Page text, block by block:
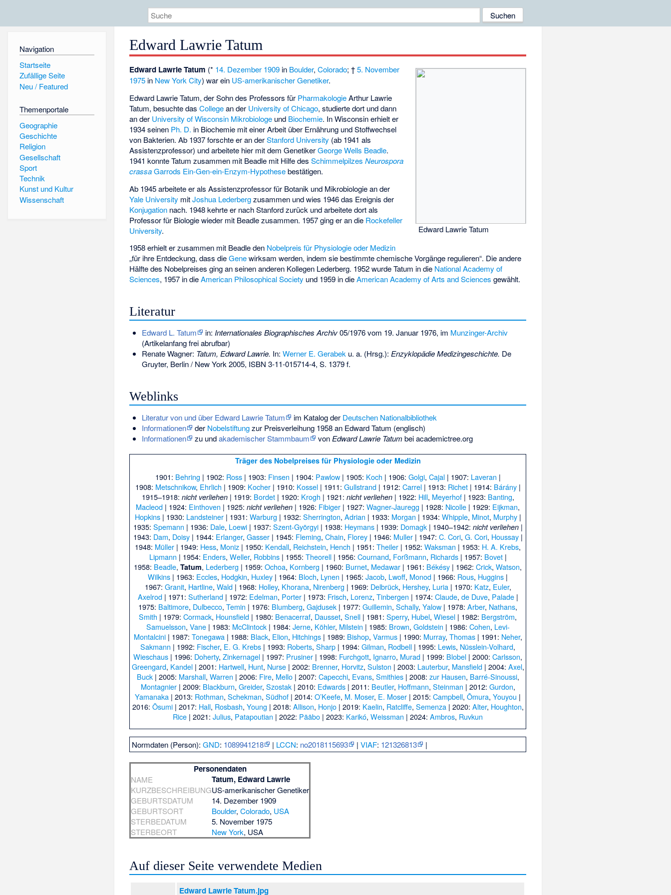
Navigation
Startseite
Zufällige Seite
Neu / Featured
Themenportale
Geographie
Geschichte
Religion
Gesellschaft
Sport
Technik
Kunst und Kultur
Wissenschaft
Edward Lawrie Tatum
Edward Lawrie Tatum
Edward Lawrie Tatum (* 14. Dezember 1909 in Boulder,Colorado; †5. November
1975 in New York City) war ein US-amerikanischer Genetiker.
Edward Lawrie Tatum, der Sohn des Professors für PharmakologieArthur Lawrie
Tatum, besuchte dasCollegean der University of Chicago, studierte dort und dann
an der University of Wisconsin Mikrobiologe und Biochemie. In Wisconsin erhielt er
1934 seinen Ph. D. in Biochemie mit einer Arbeit über Ernährung und Stoffwechsel
von Bakterien. Ab 1937 forschte er an derStanford University (ab 1941 als
Assistenzprofessor) und arbeitete hier mit dem GenetikerGeorge Wells Beadle.
1941 konnte Tatum zusammen mit Beadle mit Hilfe desSchimmelpilzes Neurospora
crassa Garrods Ein-Gen-ein-Enzym-Hypothesebestätigen.
Ab 1945 arbeitete er als Assistenzprofessor für Botanik und Mikrobiologie an der
Yale University mitJoshua Lederbergzusammen und wies 1946 das Ereignis der
Konjugation nach. 1948 kehrte er nach Stanford zurück und arbeitete dort als
Professor für Biologie wieder mit Beadle zusammen. 1957 ging er an die Rockefeller
University.
1958 erhielt er zusammen mit Beadle den Nobelpreis für Physiologie oder Medizin
„für ihre Entdeckung, dass dieGenewirksam werden, indem sie bestimmte chemische Vorgänge regulieren“. Die andere
Hälfte des Nobelpreises ging an seinen anderen Kollegen Lederberg. 1952 wurde Tatum in die National Academy of
Sciences, 1957 in dieAmerican Philosophical Society und 1959 in dieAmerican Academy of Arts and Sciences gewählt.
Literatur
Edward L. Tatum in: Internationales Biographisches Archiv05/1976 vom 19. Januar 1976, im Munzinger-Archiv
(Artikelanfang frei abrufbar)
Renate Wagner: Tatum, Edward Lawrie. In: Werner E. Gerabek u. a. (Hrsg.): Enzyklopädie Medizingeschichte. De
Gruyter, Berlin / New York 2005, ISBN 3-11-015714-4, S. 1379 f.
Weblinks
Literatur von und über Edward Lawrie Tatum im Katalog der Deutschen Nationalbibliothek
Informationen
der Nobelstiftungzur Preisverleihung 1958 an Edward Tatum (englisch)
Informationen
zu undakademischer Stammbaum von Edward Lawrie Tatum bei academictree.org
Träger des Nobelpreises für Physiologie oder Medizin
1901: Behring | 1902: Ross| 1903: Finsen | 1904: Pawlow| 1905: Koch | 1906: Golgi, Cajal| 1907: Laveran |
1908: Metschnikow, Ehrlich | 1909: Kocher| 1910: Kossel| 1911: Gullstrand| 1912: Carrel| 1913: Richet| 1914: Bárány|
1915–1918: nicht verliehen| 1919: Bordet| 1920: Krogh | 1921: nicht verliehen| 1922: Hill, Meyerhof| 1923: Banting,
Macleod | 1924: Einthoven | 1925:nicht verliehen | 1926: Fibiger | 1927:Wagner-Jauregg | 1928: Nicolle | 1929: Eijkman,
Hopkins| 1930: Landsteiner| 1931: Warburg | 1932: Sherrington, Adrian | 1933: Morgan | 1934: Whipple, Minot, Murphy|
1935: Spemann | 1936: Dale, Loewi| 1937: Szent-Györgyi| 1938: Heymans| 1939: Domagk| 1940–1942: nicht verliehen|
1943: Dam, Doisy| 1944: Erlanger, Gasser| 1945: Fleming, Chain, Florey| 1946: Muller| 1947: C. Cori, G. Cori, Houssay|
1948: Müller | 1949: Hess, Moniz | 1950: Kendall, Reichstein, Hench | 1951:Theiler | 1952:Waksman | 1953: H. A. Krebs,
Lipmann | 1954: Enders, Weller, Robbins| 1955: Theorell| 1956: Cournand, Forßmann, Richards| 1957: Bovet|
1958: Beadle,Tatum, Lederberg | 1959:Ochoa, Kornberg | 1960: Burnet, Medawar | 1961: Békésy | 1962:Crick,Watson,
Wilkins | 1963: Eccles, Hodgkin, Huxley | 1964: Bloch, Lynen | 1965:Jacob, Lwoff, Monod | 1966: Rous, Huggins |
1967: Granit, Hartline, Wald| 1968: Holley, Khorana, Nirenberg | 1969: Delbrück, Hershey, Luria| 1970: Katz, Euler,
Axelrod| 1971: Sutherland| 1972: Edelman, Porter| 1973: Frisch, Lorenz, Tinbergen | 1974: Claude, de Duve, Palade|
1975: Baltimore, Dulbecco,Temin | 1976: Blumberg,Gajdusek | 1977:Guillemin,Schally,Yalow | 1978:Arber, Nathans,
Smith | 1979:Cormack, Hounsfield | 1980: Benacerraf, Dausset,Snell | 1981:Sperry, Hubel,Wiesel | 1982: Bergström,
Samuelsson, Vane| 1983: McClintock| 1984: Jerne, Köhler, Milstein | 1985: Brown, Goldstein | 1986: Cohen, Levi-
Montalcini| 1987: Tonegawa| 1988: Black, Elion, Hitchings| 1989: Bishop, Varmus| 1990: Murray, Thomas| 1991: Neher,
Sakmann | 1992: Fischer, E. G. Krebs | 1993: Roberts,Sharp | 1994:Gilman, Rodbell | 1995: Lewis, Nüsslein-Volhard,
Wieschaus | 1996: Doherty,Zinkernagel | 1997: Prusiner | 1998: Furchgott, Ignarro, Murad | 1999: Blobel | 2000:Carlsson,
Greengard, Kandel| 2001: Hartwell, Hunt, Nurse| 2002: Brenner, Horvitz, Sulston | 2003: Lauterbur, Mansfield| 2004: Axel,
Buck| 2005: Marshall, Warren | 2006: Fire, Mello| 2007: Capecchi, Evans, Smithies| 2008: zur Hausen, Barré-Sinoussi,
Montagnier| 2009: Blackburn, Greider, Szostak| 2010: Edwards| 2011: Beutler, Hoffmann, Steinman | 2012: Gurdon,
Yamanaka | 2013: Rothman,Schekman,Südhof | 2014:O’Keefe, M. Moser, E. Moser | 2015:Campbell,Ōmura,Youyou |
2016: Ōsumi| 2017: Hall, Rosbash, Young | 2018: Allison, Honjo| 2019: Kaelin, Ratcliffe, Semenza| 2020: Alter, Houghton,
Rice | 2021:Julius, Patapoutian | 2022: Pääbo | 2023: Karikó,Weissman | 2024:Ambros, Ruvkun
Normdaten (Person):GND: 1089941218 | LCCN: no2018115693 |VIAF: 121326813 |
Personendaten
NAME Tatum, Edward Lawrie
KURZBESCHREIBUNGUS-amerikanischer Genetiker
GEBURTSDATUM
14. Dezember 1909
GEBURTSORT
Boulder,Colorado, USA
STERBEDATUM
5. November 1975
STERBEORT
New York, USA
Auf dieser Seite verwendete Medien
Edward Lawrie Tatum.jpg